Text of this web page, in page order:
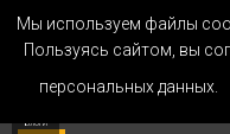
Мы используем файлы
Пользуясь сайтом, вы
персональных данных.